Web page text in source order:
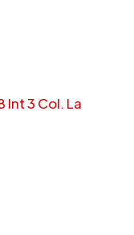
Int 3 Col. La